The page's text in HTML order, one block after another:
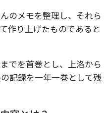
のメモを整理し、それら
作り上げたものであると
でを首巻とし、上洛から
記録を一年一巻として残